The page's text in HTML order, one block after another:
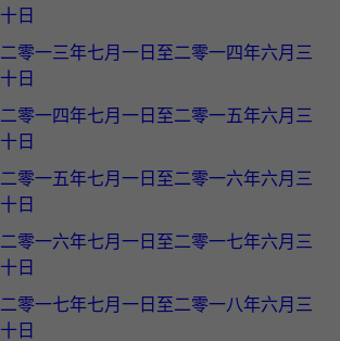
十日
二零一三年七月一日至二零一四年六月三
十日
二零一四年七月一日至二零一五年六月三
十日
二零一五年七月一日至二零一六年六月三
十日
二零一六年七月一日至二零一七年六月三
十日
二零一七年七月一日至二零一八年六月三
十日